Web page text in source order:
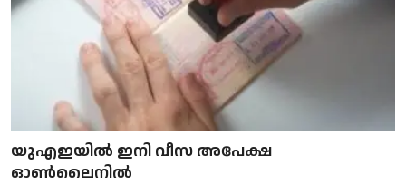
യുഎഇയിൽ ഇനി വീസ അപേക്ഷ
ഓൺലൈനിൽ